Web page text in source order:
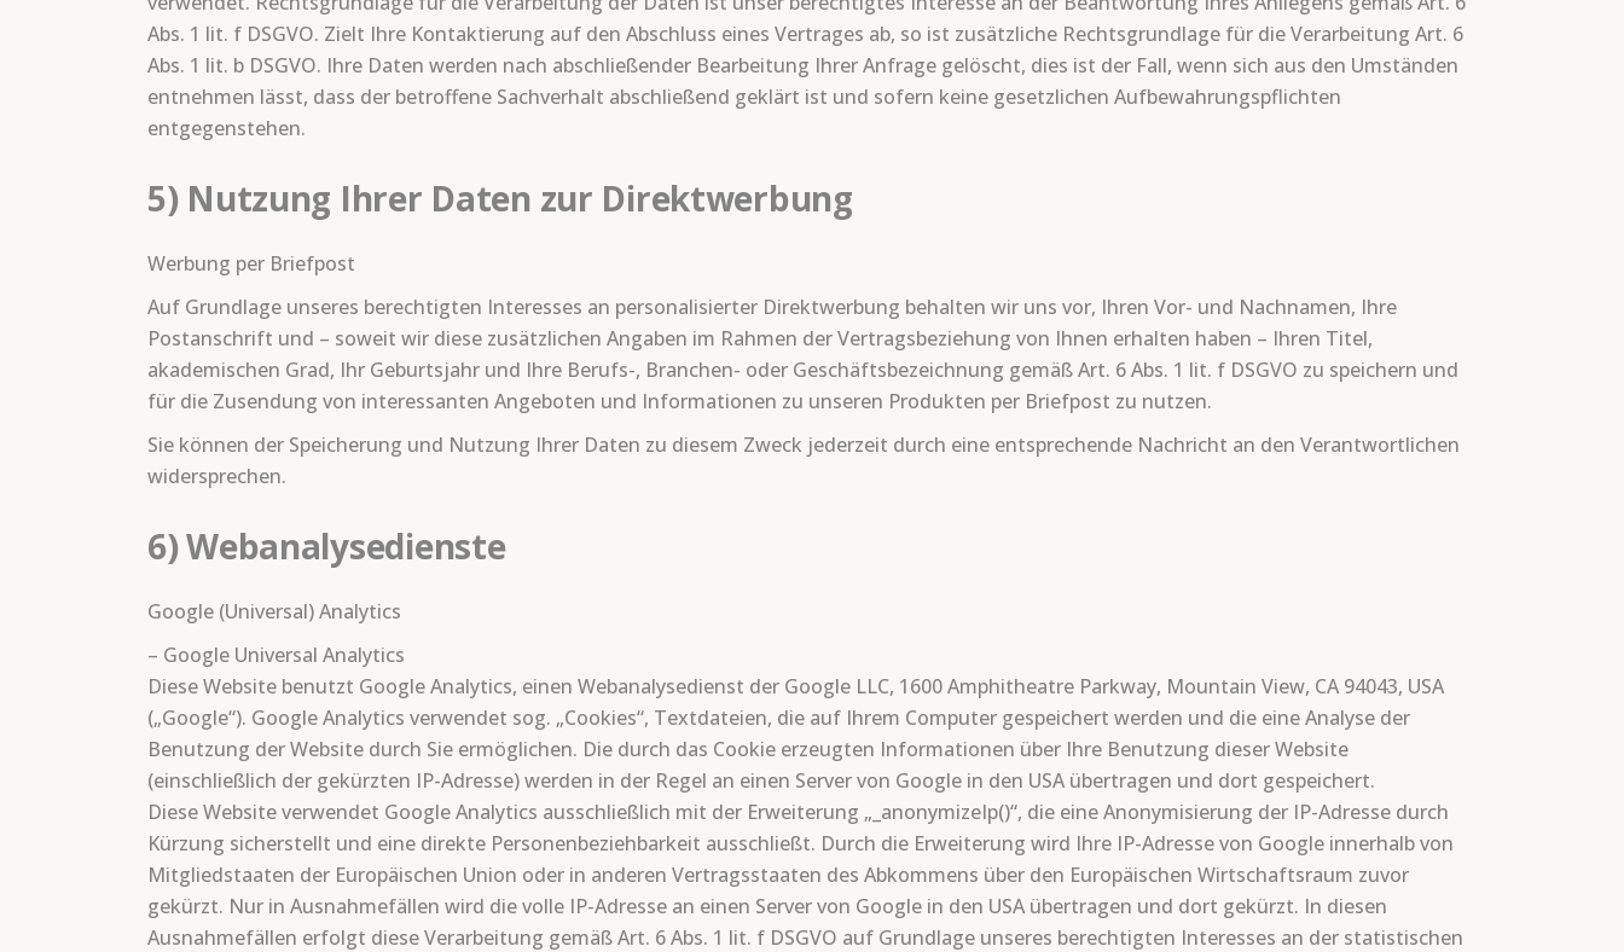
Abs. 1 lit. f DSGVO. Zielt Ihre Kontaktierung auf den Abschluss eines Vertrages ab, so ist zusätzliche Rechtsgrundlage für die Verarbeitung Art. 6
Abs. 1 lit. b DSGVO. Ihre Daten werden nach abschließender Bearbeitung Ihrer Anfrage gelöscht, dies ist der Fall, wenn sich aus den Umständen
entnehmen lässt, dass der betroffene Sachverhalt abschließend geklärt ist und sofern keine gesetzlichen Aufbewahrungspflichten
entgegenstehen.
5) Nutzung Ihrer Daten zur Direktwerbung
Werbung per Briefpost
Auf Grundlage unseres berechtigten Interesses an personalisierter Direktwerbung behalten wir uns vor, Ihren Vor- und Nachnamen, Ihre
Postanschrift und – soweit wir diese zusätzlichen Angaben im Rahmen der Vertragsbeziehung von Ihnen erhalten haben – Ihren Titel,
akademischen Grad, Ihr Geburtsjahr und Ihre Berufs-, Branchen- oder Geschäftsbezeichnung gemäß Art. 6 Abs. 1 lit. f DSGVO zu speichern und
für die Zusendung von interessanten Angeboten und Informationen zu unseren Produkten per Briefpost zu nutzen.
Sie können der Speicherung und Nutzung Ihrer Daten zu diesem Zweck jederzeit durch eine entsprechende Nachricht an den Verantwortlichen
widersprechen.
6) Webanalysedienste
Google (Universal) Analytics
– Google Universal Analytics
Diese Website benutzt Google Analytics, einen Webanalysedienst der Google LLC, 1600 Amphitheatre Parkway, Mountain View, CA 94043, USA
(„Google“). Google Analytics verwendet sog. „Cookies“, Textdateien, die auf Ihrem Computer gespeichert werden und die eine Analyse der
Benutzung der Website durch Sie ermöglichen. Die durch das Cookie erzeugten Informationen über Ihre Benutzung dieser Website
(einschließlich der gekürzten IP-Adresse) werden in der Regel an einen Server von Google in den USA übertragen und dort gespeichert.
Diese Website verwendet Google Analytics ausschließlich mit der Erweiterung „_anonymizeIp()“, die eine Anonymisierung der IP-Adresse durch
Kürzung sicherstellt und eine direkte Personenbeziehbarkeit ausschließt. Durch die Erweiterung wird Ihre IP-Adresse von Google innerhalb von
Mitgliedstaaten der Europäischen Union oder in anderen Vertragsstaaten des Abkommens über den Europäischen Wirtschaftsraum zuvor
gekürzt. Nur in Ausnahmefällen wird die volle IP-Adresse an einen Server von Google in den USA übertragen und dort gekürzt. In diesen
Ausnahmefällen erfolgt diese Verarbeitung gemäß Art. 6 Abs. 1 lit. f DSGVO auf Grundlage unseres berechtigten Interesses an der statistischen